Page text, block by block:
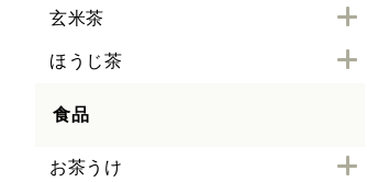
玄米茶
ほうじ茶
食品
お茶うけ